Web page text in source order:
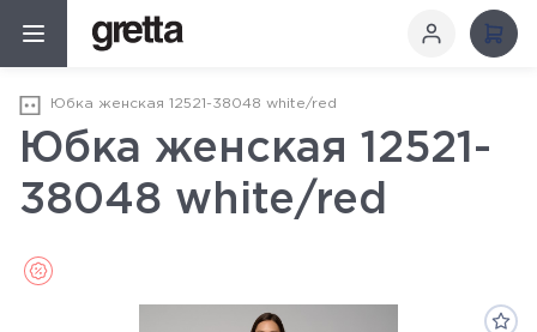
Юбка женская 12521-38048 white/red
Юбка женская 12521-
38048 white/red